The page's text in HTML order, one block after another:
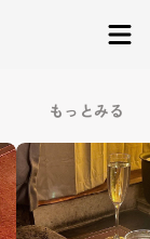
もっとみる